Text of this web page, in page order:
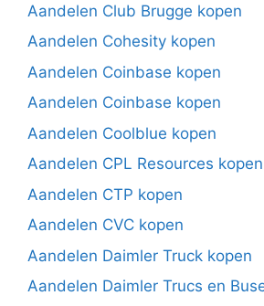
Aandelen Club Brugge kopen
Aandelen Cohesity kopen
Aandelen Coinbase kopen
Aandelen Coinbase kopen
Aandelen Coolblue kopen
Aandelen CPL Resources kopen
Aandelen CTP kopen
Aandelen CVC kopen
Aandelen Daimler Truck kopen
Aandelen Daimler Trucs en